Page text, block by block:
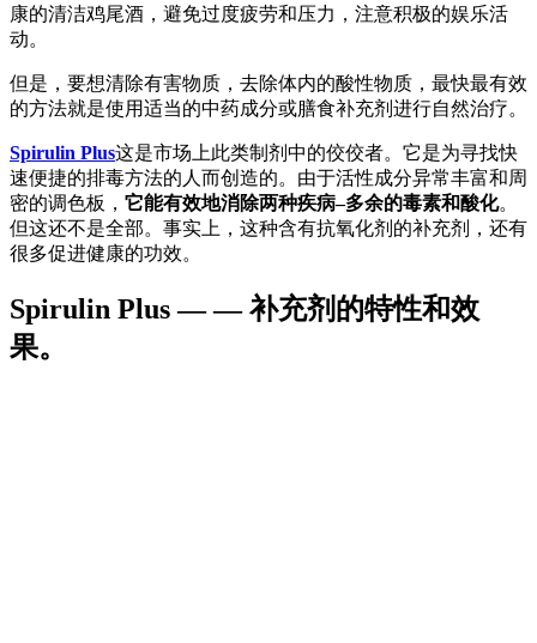
康的清洁鸡尾酒，避免过度疲劳和压力，注意积极的娱乐活
动。
但是，要想清除有害物质，去除体内的酸性物质，最快最有效
的方法就是使用适当的中药成分或膳食补充剂进行自然治疗。
Spirulin Plus这是市场上此类制剂中的佼佼者。它是为寻找快
速便捷的排毒方法的人而创造的。由于活性成分异常丰富和周
密的调色板， 它能有效地消除两种疾病–多余的毒素和酸化。
但这还不是全部。事实上，这种含有抗氧化剂的补充剂，还有
很多促进健康的功效。
Spirulin Plus — — 补充剂的特性和效
果。